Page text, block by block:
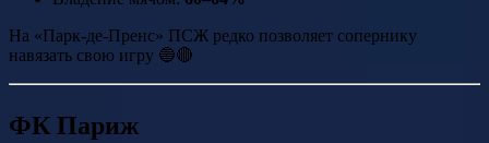
На «Парк-де-Пренс» ПСЖ редко позволяет сопернику
навязать свою игру 🔵🔴
ФК Париж